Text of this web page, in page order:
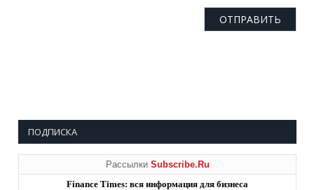
ПОДПИСКА
Рассылки Subscribe.Ru
Finance Times: вся информация для бизнеса